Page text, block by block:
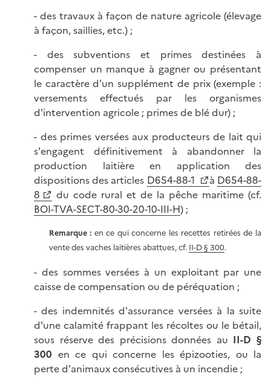
- des travaux à façon de nature agricole (élevage
à façon, saillies, etc.) ;
- des subventions et primes destinées à
compenser un manque à gagner ou présentant
le caractère d'un supplément de prix (exemple :
versements effectués par les organismes
d'intervention agricole ; primes de blé dur) ;
- des primes versées aux producteurs de lait qui
s'engagent définitivement à abandonner la
production laitière en application des
dispositions des articles D654-88-1 à D654-88-
8
du code rural et de la pêche maritime (cf.
BOI-TVA-SECT-80-30-20-10-III-H) ;
Remarque : en ce qui concerne les recettes retirées de la
vente des vaches laitières abattues, cf. II-D § 300.
- des sommes versées à un exploitant par une
caisse de compensation ou de péréquation ;
- des indemnités d'assurance versées à la suite
d'une calamité frappant les récoltes ou le bétail,
sous réserve des précisions données au II-D §
300 en ce qui concerne les épizooties, ou la
perte d'animaux consécutives à un incendie ;